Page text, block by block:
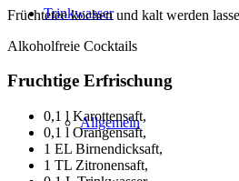
Trinkwasser
Allgemein
Früchtetee kochen und kalt werden
Alkoholfreie Cocktails
Fruchtige Erfrischung
0,1 l Karottensaft,
0,1 l Orangensaft,
1 EL Birnendicksaft,
1 TL Zitronensaft,